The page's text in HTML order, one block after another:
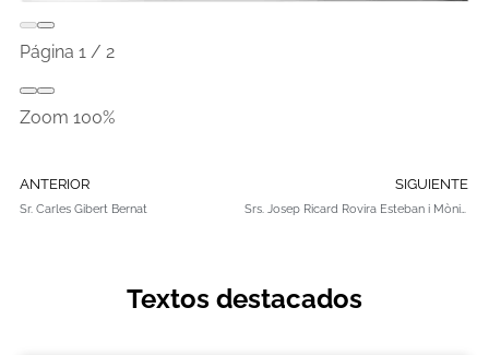
Página 1 / 2
Zoom 100%
ANTERIOR
Sr. Carles Gibert Bernat
SIGUIENTE
Srs. Josep Ricard Rovira Esteban i Mònica i Ricard Rovira Sabater
Textos destacados